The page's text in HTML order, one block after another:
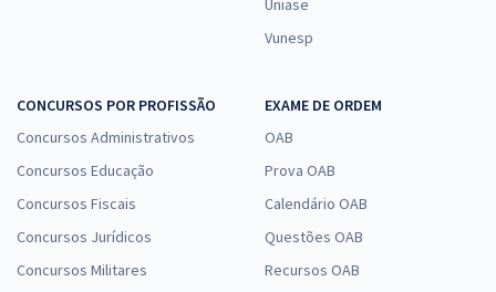
Uniase
Vunesp
CONCURSOS POR PROFISSÃO
Concursos Administrativos
Concursos Educação
Concursos Fiscais
Concursos Jurídicos
Concursos Militares
EXAME DE ORDEM
OAB
Prova OAB
Calendário OAB
Questões OAB
Recursos OAB